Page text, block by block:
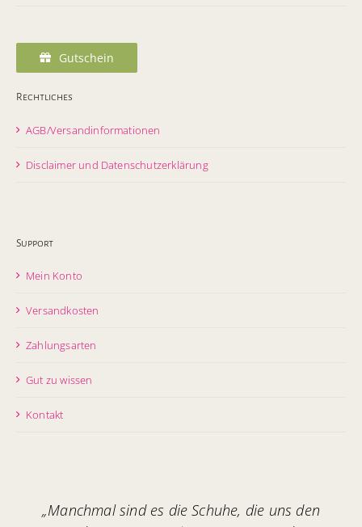
Gutschein
Rechtliches
AGB/Versandinformationen
Disclaimer und Datenschutzerklärung
Support
Mein Konto
Versandkosten
Zahlungsarten
Gut zu wissen
Kontakt
„Manchmal sind es die Schuhe, die uns den